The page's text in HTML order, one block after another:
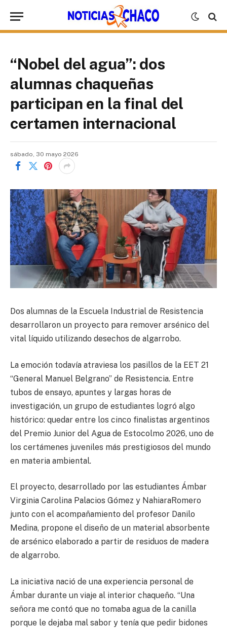
“Nobel del agua”: dos
alumnas chaqueñas
participan en la final del
certamen internacional
sábado, 30 mayo 2026
Dos alumnas de la Escuela Industrial de Resistencia
desarrollaron un proyecto para remover arsénico del
vital líquido utilizando desechos de algarrobo.
La emoción todavía atraviesa los pasillos de la EET 21
“General Manuel Belgrano” de Resistencia. Entre
tubos de ensayo, apuntes y largas horas de
investigación, un grupo de estudiantes logró algo
histórico: quedar entre los cinco finalistas argentinos
del Premio Junior del Agua de Estocolmo 2026, uno de
los certámenes juveniles más prestigiosos del mundo
en materia ambiental.
El proyecto, desarrollado por las estudiantes Ámbar
Virginia Carolina Palacios Gómez y NahiaraRomero
junto con el acompañamiento del profesor Danilo
Medina, propone el diseño de un material absorbente
de arsénico elaborado a partir de residuos de madera
de algarrobo.
La iniciativa nació de una experiencia personal de
Ámbar durante un viaje al interior chaqueño. “Una
señora me contó que no tomaba agua de la canilla
porque le dejaba mal sabor y tenía que pedir bidones